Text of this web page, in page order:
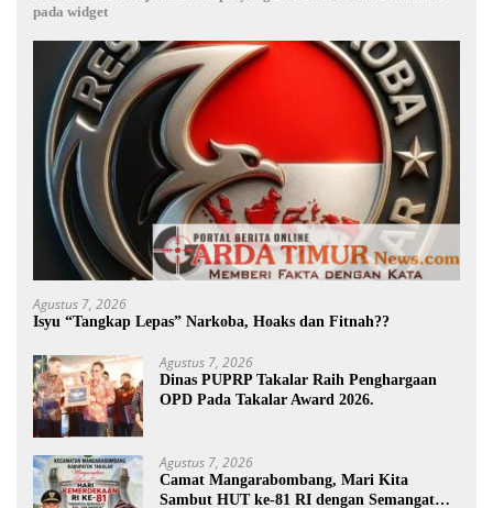
pada widget
Agustus 7, 2026
Isyu “Tangkap Lepas” Narkoba, Hoaks dan Fitnah??
Agustus 7, 2026
Dinas PUPRP Takalar Raih Penghargaan
OPD Pada Takalar Award 2026.
Agustus 7, 2026
Camat Mangarabombang, Mari Kita
Sambut HUT ke-81 RI dengan Semangat